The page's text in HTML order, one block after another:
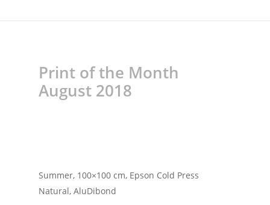
Print of the Month
August 2018
Summer, 100×100 cm, Epson Cold Press
Natural, AluDibond